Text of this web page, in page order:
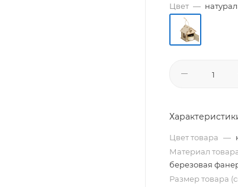
Цвет —
Цвет товара —
Материал
березовая
Размер товара